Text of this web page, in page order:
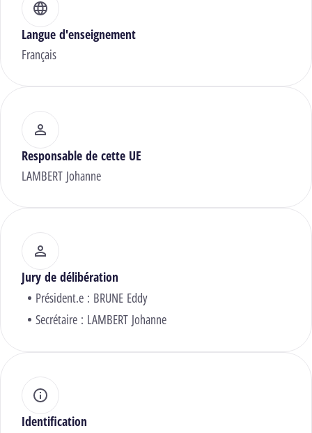
Langue d'enseignement
Français
Responsable de cette UE
LAMBERT Johanne
Jury de délibération
Président.e : BRUNE Eddy
Secrétaire : LAMBERT Johanne
Identification